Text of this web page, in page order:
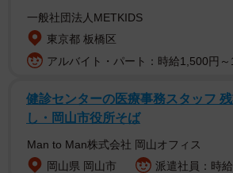
「ゴールドで終わった。これは
よ」
一般社団法人METKIDS
東京都 板橋区
アルバイト・パート：時給1,500円～
健診センターの医療事務スタッフ
し・岡山市役所そば
Man to Man株式会社 岡山オフィス
岡山県 岡山市
派遣社員：時